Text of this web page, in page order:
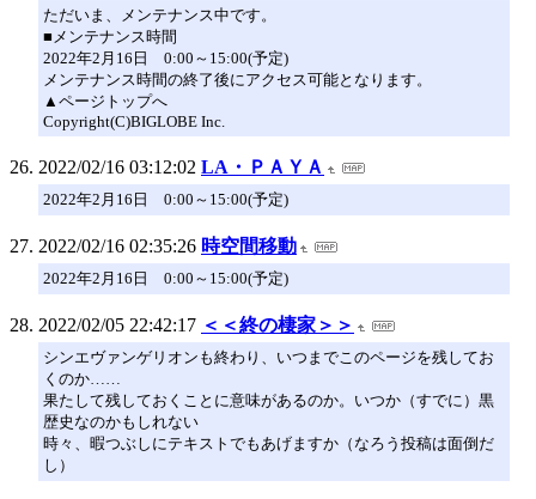
ただいま、メンテナンス中です。
■メンテナンス時間
2022年2月16日 0:00～15:00(予定)
メンテナンス時間の終了後にアクセス可能となります。
▲ページトップへ
Copyright(C)BIGLOBE Inc.
2022/02/16 03:12:02 LA・ＰＡＹＡ
2022年2月16日 0:00～15:00(予定)
2022/02/16 02:35:26 時空間移動
2022年2月16日 0:00～15:00(予定)
2022/02/05 22:42:17 ＜＜終の棲家＞＞
シンエヴァンゲリオンも終わり、いつまでこのページを残してお
くのか……
果たして残しておくことに意味があるのか。いつか（すでに）黒
歴史なのかもしれない
時々、暇つぶしにテキストでもあげますか（なろう投稿は面倒だ
し）